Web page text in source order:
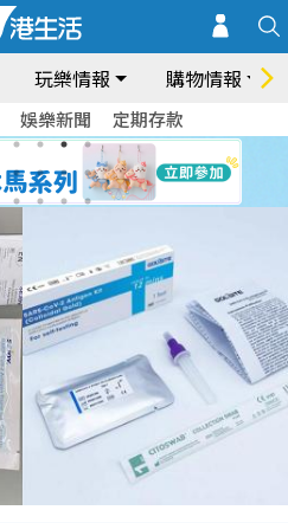
玩樂情報 購物情報
娛樂新聞 定期存款